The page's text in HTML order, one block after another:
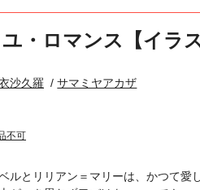
・ロマンス【イラ
沙久羅 サマミヤアカザ
不可
ルとリリアン＝マリーは、かつて愛